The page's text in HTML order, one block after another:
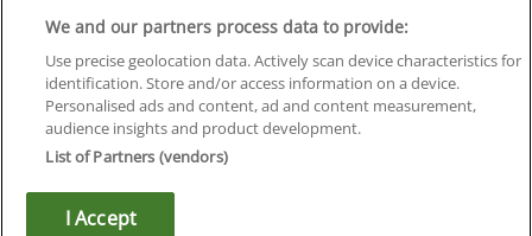
Aviso Legal
Política de Privacidad
Política de Cookies
Canal Ético
We and our partners process data to provide:
Use precise geolocation data. Actively scan device characteristics for
identification. Store and/or access information on a device.
Personalised ads and content, ad and content measurement,
audience insights and product development.
List of Partners (vendors)
I Accept